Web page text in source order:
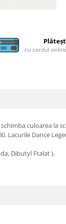
cu cardul
culoarea la
Lacurile Dance
Dibutyl Ftalat ).